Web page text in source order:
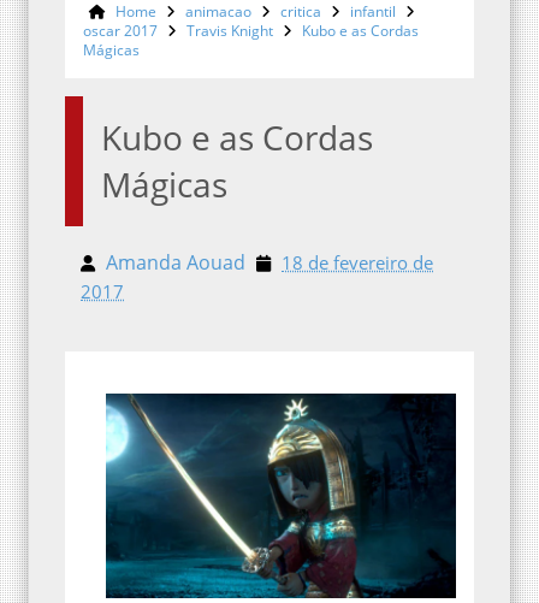
Home animacao critica
infantil
oscar 2017
Travis Knight
Kubo e as Cordas
Mágicas
Kubo e as Cordas
Mágicas
Amanda Aouad 18 de fevereiro de 2017